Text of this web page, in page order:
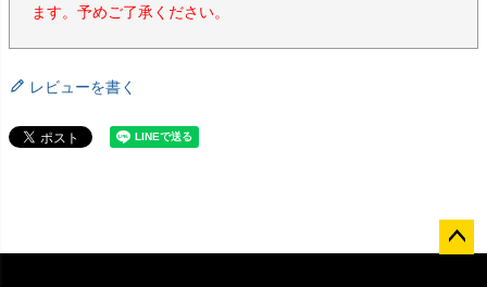
ます。予めご了承ください。
レビューを書く